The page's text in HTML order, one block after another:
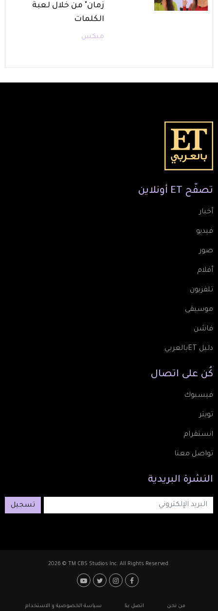
زمان" من خلال لعبة
الكلمات
ميكس
تصفّح ET أونلاين
أخبار
فيديو
صور
أفلام
تلفزيون
موسيقى
فاشن
دليل ETبالعربي
كُن على اتصال
فيسبوك
تويتر
انستقرام
تواصل معنا
النشرة البريدية
تسجيل
2026 © TM CBS Studios Inc. All Rights Reserved.
Footer: Social Media
Footerمن نحن اتصل بنا سياسة الخصوصية و الاستخدام